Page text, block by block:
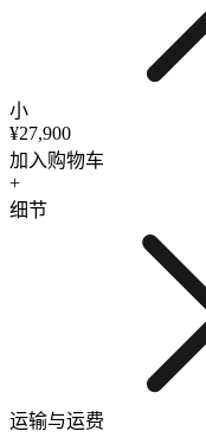
小
¥27,900
加入购物车
+
细节
运输与运费